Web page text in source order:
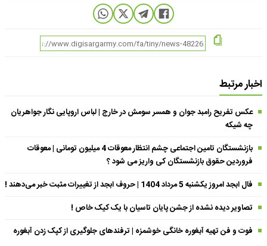
اخبار مرتبط
عکس تفریح رامبد جوان و همسر سومش در خارج | لباس اروپایی نگار جواهریان
چه شیکه
بازنشستگان تامین اجتماعی چشم انتظار معوقات 4 میلیون تومانی | معوقات
فروردین حقوق بازنشستگان کی واریز می شود ؟
فال ابجد امروز یکشنبه 5 مرداد 1404 | حروف ابجد از تغییرات مثبت خبر می‌دهند !
تصاویر دیده نشده از جشن پایان تاسیان با یک کیک خاص !
فوت و فن تهیه آبغوره خانگی خوشمزه | ترفندهای جلوگیری از کپک زدن آبغوره